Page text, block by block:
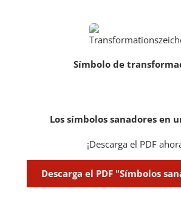
Símbolo de
Los símbolos sanadores en
¡Descarga el PDF
Descarga el PDF "Símbolos